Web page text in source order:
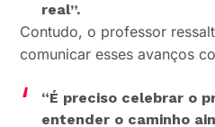
real”.
Contudo, o professor
comunicar esses avanços
“É preciso celebrar o
entender o caminho